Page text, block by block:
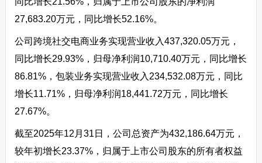
27,683.20万元，同比增长52.16%。
公司跨境社交电商业务实现营业收入437,320.05万元，
同比增长29.93%，归母净利润10,710.40万元，同比增长
86.81%，包装业务实现营业收入234,532.08万元，同比
增长11.71%，归母净利润18,441.72万元，同比增长
27.67%。
截至2025年12月31日，公司总资产为432,186.64万元，
较年初增长23.37%，归属于上市公司股东的所有者权益